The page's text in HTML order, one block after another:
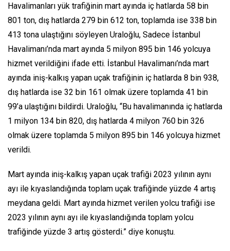
Havalimanları yük trafiğinin mart ayında iç hatlarda 58 bin
801 ton, dış hatlarda 279 bin 612 ton, toplamda ise 338 bin
413 tona ulaştığını söyleyen Uraloğlu, Sadece İstanbul
Havalimanı’nda mart ayında 5 milyon 895 bin 146 yolcuya
hizmet verildiğini ifade etti. İstanbul Havalimanı’nda mart
ayında iniş-kalkış yapan uçak trafiğinin iç hatlarda 8 bin 938,
dış hatlarda ise 32 bin 161 olmak üzere toplamda 41 bin
99’a ulaştığını bildirdi. Uraloğlu, “Bu havalimanında iç hatlarda
1 milyon 134 bin 820, dış hatlarda 4 milyon 760 bin 326
olmak üzere toplamda 5 milyon 895 bin 146 yolcuya hizmet
verildi.
Mart ayında iniş-kalkış yapan uçak trafiği 2023 yılının aynı
ayı ile kıyaslandığında toplam uçak trafiğinde yüzde 4 artış
meydana geldi. Mart ayında hizmet verilen yolcu trafiği ise
2023 yılının aynı ayı ile kıyaslandığında toplam yolcu
trafiğinde yüzde 3 artış gösterdi.” diye konuştu.